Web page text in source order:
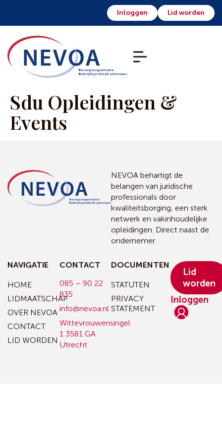
Inloggen Lid worden
Sdu Opleidingen &
Events
NEVOA behartigt de
belangen van juridische
professionals door
kwaliteitsborging, een sterk
netwerk en vakinhoudelijke
opleidingen. Direct naast de
ondernemer.
NAVIGATIE
HOME
LIDMAATSCHAP
OVER NEVOA
CONTACT
LID WORDEN
CONTACT
085 – 90 22
835
info@nevoa.nl
Wittevrouwensingel
1 3581 GA
Utrecht
DOCUMENTEN
STATUTEN
PRIVACY
STATEMENT
Inloggen
Lid
worden